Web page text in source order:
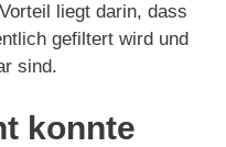
liegt darin, dass
gefiltert wird und
sind.
konnte